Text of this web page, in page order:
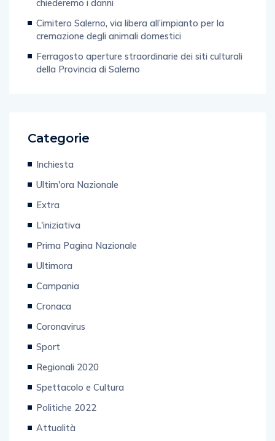
chiederemo i danni
Cimitero Salerno, via libera all’impianto per la
cremazione degli animali domestici
Ferragosto aperture straordinarie dei siti culturali
della Provincia di Salerno
Categorie
Inchiesta
Ultim'ora Nazionale
Extra
L'iniziativa
Prima Pagina Nazionale
Ultimora
Campania
Cronaca
Coronavirus
Sport
Regionali 2020
Spettacolo e Cultura
Politiche 2022
Attualità